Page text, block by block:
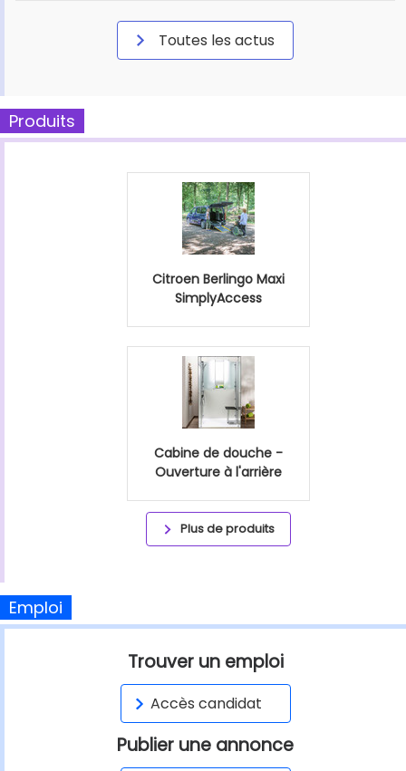
Toutes les actus
Produits
Citroen Berlingo Maxi
SimplyAccess
Cabine de douche -
Ouverture à l'arrière
Plus de produits
Emploi
Trouver un emploi
Accès candidat
Publier une annonce